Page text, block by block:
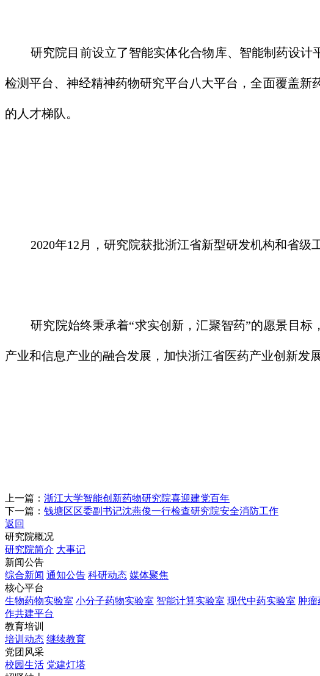
研究院目前设立了智能实体化合物库、智能制药设
检测平台、神经精神药物研究平台八大平台，全面覆盖
的人才梯队。
2020年12月，研究院获批浙江省新型研发机构和省
研究院始终秉承着“求实创新，汇聚智药”的愿景目
产业和信息产业的融合发展，加快浙江省医药产业创新发展
上一篇： 浙江大学智能创新药物研究院喜迎建党百年
下一篇： 钱塘区区委副书记沈燕俊一行检查研究院安全消防工作
返回
研究院概况
研究院简介 大事记
新闻公告
综合新闻 通知公告 科研动态 媒体聚焦
核心平台
生物药物实验室 小分子药物实验室 智能计算实验室 现代中药实验室 肿瘤
作共建平台
教育培训
培训动态 继续教育
党团风采
校园生活 党建灯塔